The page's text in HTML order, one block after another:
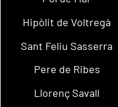
Hipòlit de Voltregà
Sant Feliu Sasserra
Pere de Ribes
Llorenç Savall